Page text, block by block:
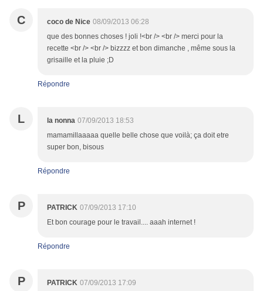
C coco de Nice 08/09/2013 06:28
que des bonnes choses ! joli !<br /> <br /> merci pour la
recette <br /> <br /> bizzzz et bon dimanche , même sous la
grisaille et la pluie ;D
Répondre
L la nonna 07/09/2013 18:53
mamamillaaaaa quelle belle chose que voilà; ça doit etre
super bon, bisous
Répondre
P PATRICK 07/09/2013 17:10
Et bon courage pour le travail.... aaah internet !
Répondre
P PATRICK 07/09/2013 17:09